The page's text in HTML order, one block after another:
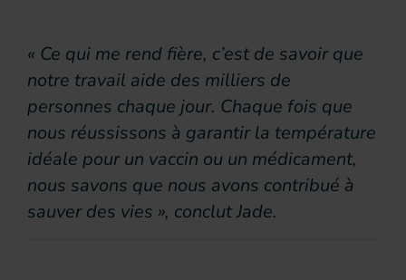
« Ce qui me rend fière, c’est de savoir que
notre travail aide des milliers de
personnes chaque jour. Chaque fois que
nous réussissons à garantir la température
idéale pour un vaccin ou un médicament,
nous savons que nous avons contribué à
sauver des vies », conclut Jade.